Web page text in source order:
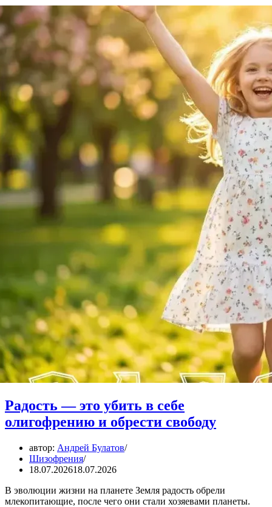
Радость — это убить в себе
олигофрению и обрести свободу
автор: Андрей Булатов
Шизофрения
18.07.202618.07.2026
В эволюции жизни на планете Земля радость обрели
млекопитающие, после чего они стали хозяевами планеты.